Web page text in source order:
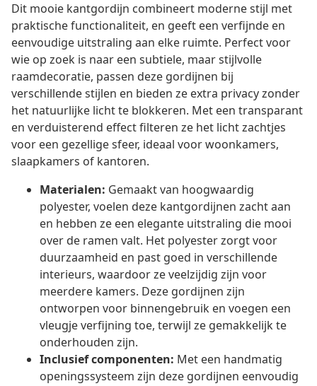
Dit mooie kantgordijn combineert moderne stijl met
praktische functionaliteit, en geeft een verfijnde en
eenvoudige uitstraling aan elke ruimte. Perfect voor
wie op zoek is naar een subtiele, maar stijlvolle
raamdecoratie, passen deze gordijnen bij
verschillende stijlen en bieden ze extra privacy zonder
het natuurlijke licht te blokkeren. Met een transparant
en verduisterend effect filteren ze het licht zachtjes
voor een gezellige sfeer, ideaal voor woonkamers,
slaapkamers of kantoren.
Materialen: Gemaakt van hoogwaardig
polyester, voelen deze kantgordijnen zacht aan
en hebben ze een elegante uitstraling die mooi
over de ramen valt. Het polyester zorgt voor
duurzaamheid en past goed in verschillende
interieurs, waardoor ze veelzijdig zijn voor
meerdere kamers. Deze gordijnen zijn
ontworpen voor binnengebruik en voegen een
vleugje verfijning toe, terwijl ze gemakkelijk te
onderhouden zijn.
Inclusief componenten: Met een handmatig
openingssysteem zijn deze gordijnen eenvoudig